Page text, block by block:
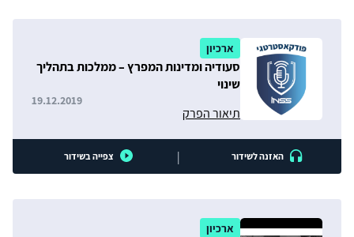
ארכיון
סעודיה ומדינות המפרץ – ממלכות בתהליך
שינוי
תיאור הפרק
19.12.2019
האזנה לשידור | צפייה בשידור
ארכיון